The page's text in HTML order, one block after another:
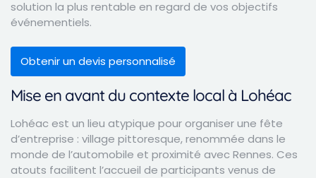
solution la plus rentable en regard de vos objectifs
événementiels.
Obtenir un devis personnalisé
Mise en avant du contexte local à Lohéac
Lohéac est un lieu atypique pour organiser une fête
d’entreprise : village pittoresque, renommée dans le
monde de l’automobile et proximité avec Rennes. Ces
atouts facilitent l’accueil de participants venus de